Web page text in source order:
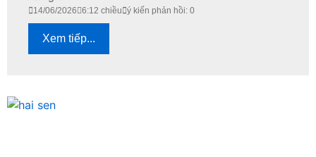
14/06/2026 6:12 chiều ý kiến phản hồi: 0
Xem tiếp...